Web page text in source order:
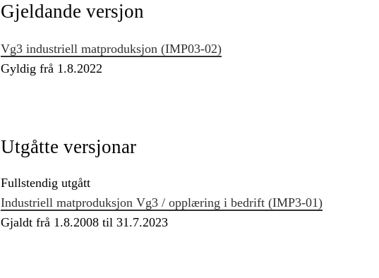
Gjeldande versjon
Vg3 industriell matproduksjon (IMP03‑02)
Gyldig frå 1.8.2022
Utgåtte versjonar
Fullstendig utgått
Industriell matproduksjon Vg3 / opplæring i bedrift (IMP3‑01)
Gjaldt frå 1.8.2008 til 31.7.2023